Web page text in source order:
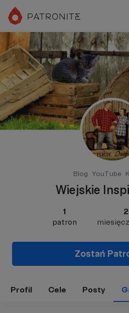
Blog YouTube
Wiejskie
1
patron
Zostań
Profil Cele Posty